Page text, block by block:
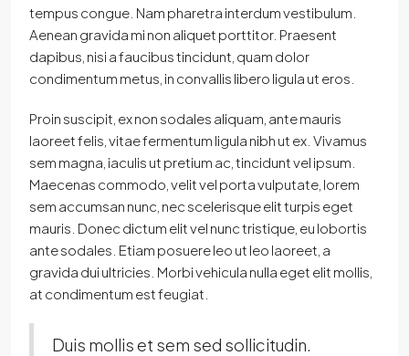
tempus congue. Nam pharetra interdum vestibulum.
Aenean gravida mi non aliquet porttitor. Praesent
dapibus, nisi a faucibus tincidunt, quam dolor
condimentum metus, in convallis libero ligula ut eros.
Proin suscipit, ex non sodales aliquam, ante mauris
laoreet felis, vitae fermentum ligula nibh ut ex. Vivamus
sem magna, iaculis ut pretium ac, tincidunt vel ipsum.
Maecenas commodo, velit vel porta vulputate, lorem
sem accumsan nunc, nec scelerisque elit turpis eget
mauris. Donec dictum elit vel nunc tristique, eu lobortis
ante sodales. Etiam posuere leo ut leo laoreet, a
gravida dui ultricies. Morbi vehicula nulla eget elit mollis,
at condimentum est feugiat.
Duis mollis et sem sed sollicitudin.